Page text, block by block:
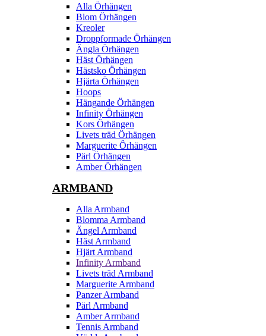
Alla Örhängen
Blom Örhängen
Kreoler
Droppformade Örhängen
Ängla Örhängen
Häst Örhängen
Hästsko Örhängen
Hjärta Örhängen
Hoops
Hängande Örhängen
Infinity Örhängen
Kors Örhängen
Livets träd Örhängen
Marguerite Ôrhängen
Pärl Örhängen
Amber Örhängen
ARMBAND
Alla Armband
Blomma Armband
Ängel Armband
Häst Armband
Hjärt Armband
Infinity Armband
Livets träd Armband
Marguerite Armband
Panzer Armband
Pärl Armband
Amber Armband
Tennis Armband